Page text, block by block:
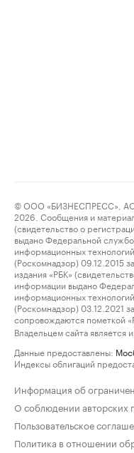
© ООО «БИЗНЕСПРЕСС»,
2026. Сообщения и
(свидетельство о
выдано Федеральной
информационных
(Роскомнадзор) 09.12.2015
издания «РБК»
информации выдано
информационных
(Роскомнадзор) 03.12.2021
сопровождаются пометкой
Владельцем сайта является
Данные предоставлены:
Индексы облигаций
Информация об
О соблюдении авторских
Пользовательское
Политика в отношении